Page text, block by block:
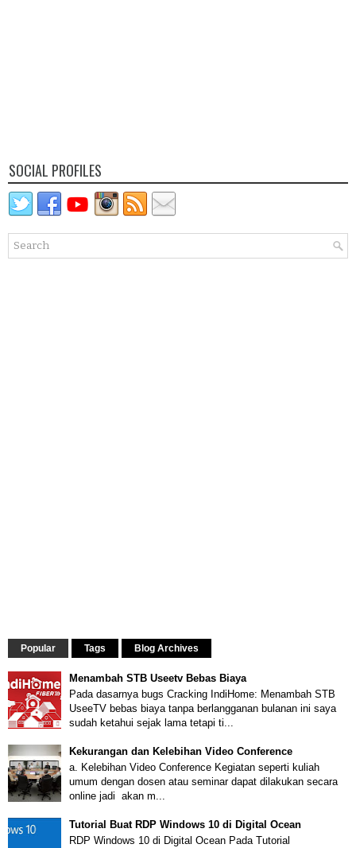
SOCIAL PROFILES
Popular Tags Blog Archives
Menambah STB Useetv Bebas Biaya
Pada dasarnya bugs Cracking IndiHome: Menambah STB
UseeTV bebas biaya tanpa berlangganan bulanan ini saya
sudah ketahui sejak lama tetapi ti...
Kekurangan dan Kelebihan Video Conference
a. Kelebihan Video Conference Kegiatan seperti kuliah
umum dengan dosen atau seminar dapat dilakukan secara
online jadi akan m...
Tutorial Buat RDP Windows 10 di Digital Ocean
RDP Windows 10 di Digital Ocean Pada Tutorial